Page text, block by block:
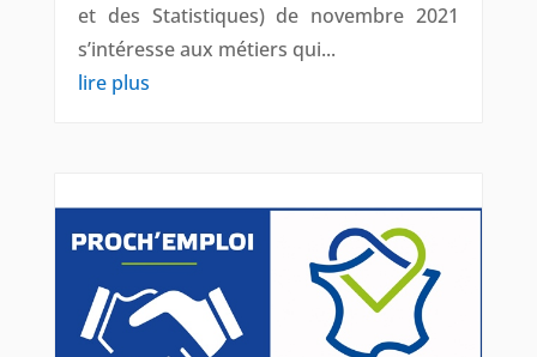
et des Statistiques) de novembre 2021
s’intéresse aux métiers qui...
lire plus